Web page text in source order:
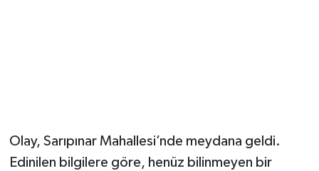
Olay, Sarıpınar Mahallesi’nde meydana geldi.
Edinilen bilgilere göre, henüz bilinmeyen bir